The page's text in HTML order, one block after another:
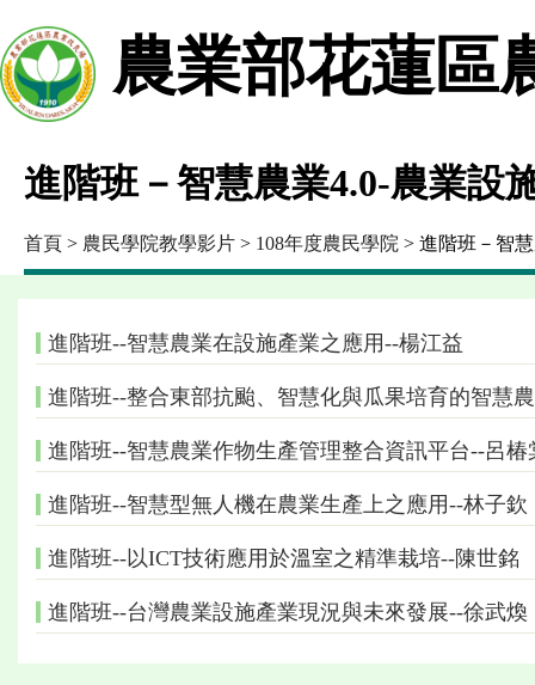
農業部花蓮區
進階班－智慧農業4.0-農業設
首頁 > 農民學院教學影片 > 108年度農民學院 > 進階班－智
進階班--智慧農業在設施產業之應用--楊江益
進階班--整合東部抗颱、智慧化與瓜果培育的智慧
進階班--智慧農業作物生產管理整合資訊平台--呂椿
進階班--智慧型無人機在農業生產上之應用--林子欽
進階班--以ICT技術應用於溫室之精準栽培--陳世銘
進階班--台灣農業設施產業現況與未來發展--徐武煥